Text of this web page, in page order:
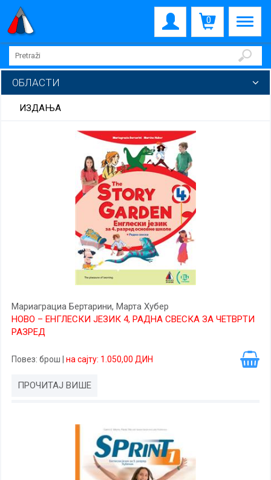
0
ОБЛАСТИ
ИЗДАЊА
Мариаграциа Бертарини, Марта Хубер
НОВО – ЕНГЛЕСКИ ЈЕЗИК 4, РАДНА СВЕСКА ЗА ЧЕТВРТИ
РАЗРЕД
Повез: брош на сајту: 1.050,00 ДИН
ПРОЧИТАЈ ВИШЕ